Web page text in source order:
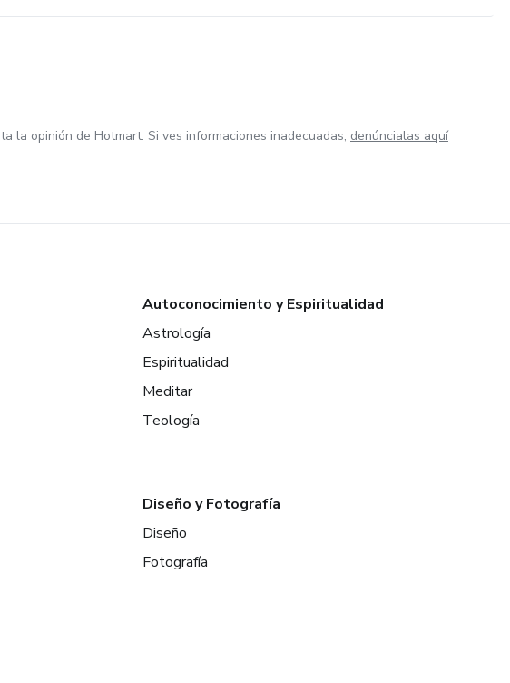
la opinión de Hotmart. Si ves informaciones inadecuadas, denúncialas aquí
Autoconocimiento y Espiritualidad
Astrología
Espiritualidad
Meditar
Teología
Diseño y Fotografía
Diseño
Fotografía